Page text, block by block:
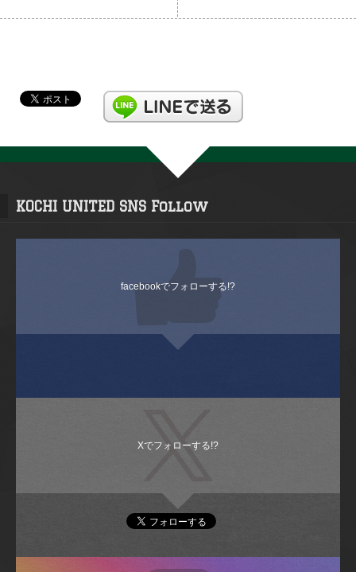
KOCHI UNITED SNS Follow
facebookでフォローする!?
Xでフォローする!?